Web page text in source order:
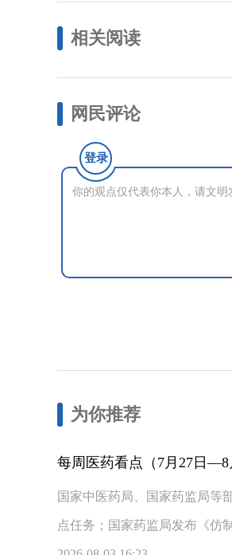
相关阅读
网民评论
登录
为你推荐
每周医药看点（7月27日—8
国家中医药局、国家药监局等
点任务；国家药监局发布《仿